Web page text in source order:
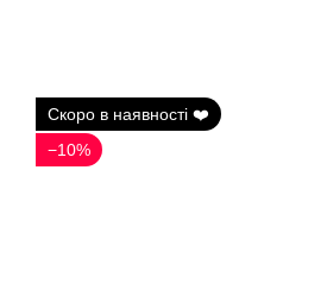
Скоро в наявності ❤️
−10%